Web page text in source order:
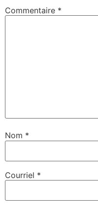
Commentaire *
Nom *
Courriel *